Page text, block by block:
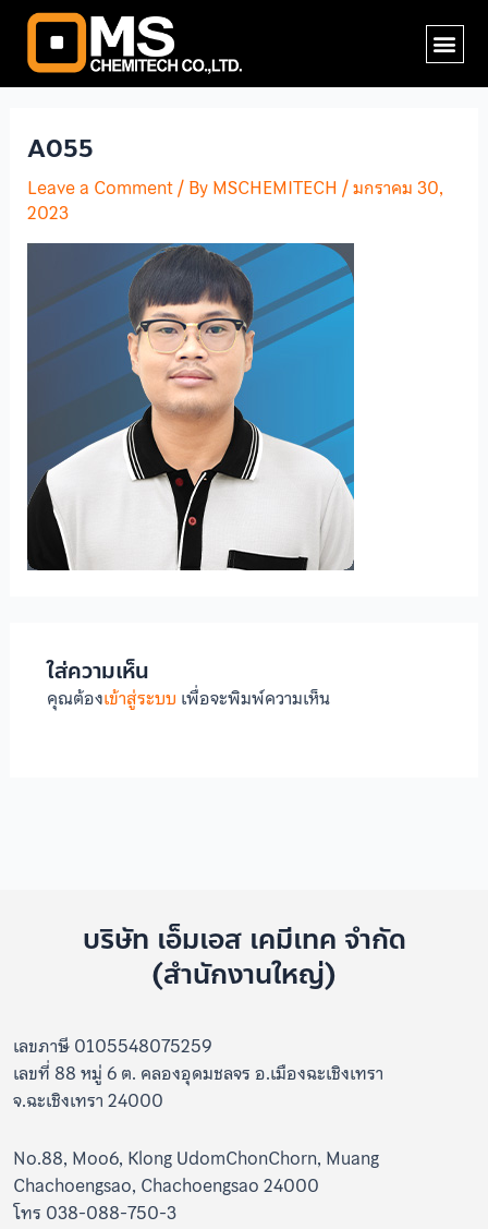
Skip
content
A055
Leave a Comment/ ByMSCHEMITECH /มกราคม 30,
2023
ใส่ความเห็น
คุณต้องเข้าสู่ระบบ เพื่อจะพิมพ์ความเห็น
บริษัท เอ็มเอส เคมีเทค จำกัด
(สำนักงานใหญ่)
เลขภาษี 0105548075259
เลขที่ 88 หมู่ 6 ต. คลองอุดมชลจร อ.เมืองฉะเชิงเทรา
จ.ฉะเชิงเทรา 24000
No.88, Moo6, Klong UdomChonChorn, Muang
Chachoengsao, Chachoengsao 24000
โทร 038-088-750-3